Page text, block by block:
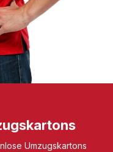
Umzugskartons